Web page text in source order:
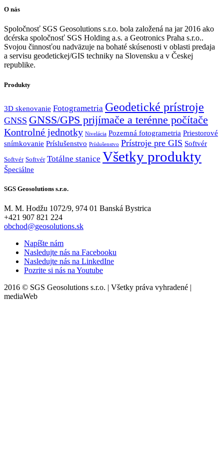
O nás
Spoločnosť SGS Geosolutions s.r.o. bola založená na jar 2016 ako
dcérska spoločnosť SGS Holding a.s. a Geotronics Praha s.r.o..
Svojou činnosťou nadväzuje na bohaté skúsenosti v oblasti predaja
a servisu geodetickej/GIS techniky na Slovensku a v Českej
republike.
Produkty
3D skenovanie Fotogrametria Geodetické prístroje
GNSS GNSS/GPS prijímače a terénne počítače
Kontrolné jednotky Nivelácia Pozemná fotogrametria Priestorové
snímkovanie Príslušenstvo Príslušenstvo Prístroje pre GIS Softvér
Softvér Softvér Totálne stanice Všetky produkty
Špeciálne
SGS Geosolutions s.r.o.
M. M. Hodžu 1072/9, 974 01 Banská Bystrica
+421 907 821 224
obchod@geosolutions.sk
Napíšte nám
Nasledujte nás na Facebooku
Nasledujte nás na LinkedIne
Pozrite si nás na Youtube
2016 © SGS Geosolutions s.r.o. | Všetky práva vyhradené |
mediaWeb